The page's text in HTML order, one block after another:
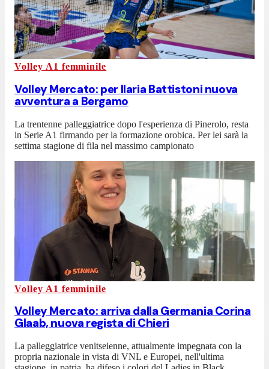
Volley A1 femminile
Volley Mercato: per Ilaria Battistoni nuova
avventura a Bergamo
La trentenne palleggiatrice dopo l'esperienza di Pinerolo, resta
in Serie A1 firmando per la formazione orobica. Per lei sarà la
settima stagione di fila nel massimo campionato
Volley A1 femminile
Volley Mercato: arriva dalla Germania Corina
Glaab, nuova regista di Chieri
La palleggiatrice venitseienne, attualmente impegnata con la
propria nazionale in vista di VNL e Europei, nell'ultima